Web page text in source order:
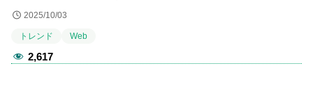
2025/10/03
トレンド Web
2,617